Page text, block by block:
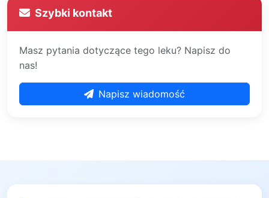
Szybki kontakt
Masz pytania dotyczące tego leku? Napisz do
nas!
Napisz wiadomość